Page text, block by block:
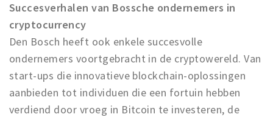
Succesverhalen van Bossche ondernemers in
cryptocurrency
Den Bosch heeft ook enkele succesvolle
ondernemers voortgebracht in de cryptowereld. Van
start-ups die innovatieve blockchain-oplossingen
aanbieden tot individuen die een fortuin hebben
verdiend door vroeg in Bitcoin te investeren, de